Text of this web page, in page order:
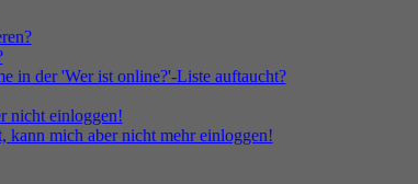
in der 'Wer ist online?'-Liste auftaucht?
nicht einloggen!
kann mich aber nicht mehr einloggen!